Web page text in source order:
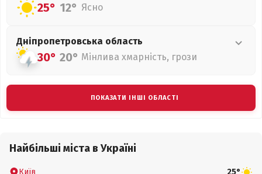
25° 12° Ясно
Дніпропетровська область
30° 20° Мінлива хмарність, грози
ПОКАЗАТИ ІНШІ ОБЛАСТІ
Найбільші міста в Україні
Київ 25°